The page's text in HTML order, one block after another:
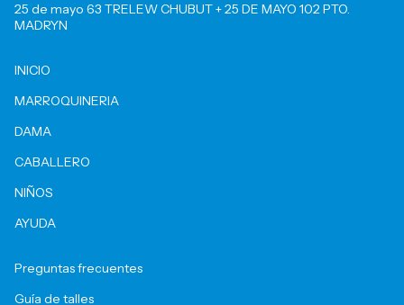
25 de mayo 63 TRELEW CHUBUT + 25 DE MAYO 102 PTO.
MADRYN
INICIO
MARROQUINERIA
DAMA
CABALLERO
NIÑOS
AYUDA
Preguntas frecuentes
Guía de talles